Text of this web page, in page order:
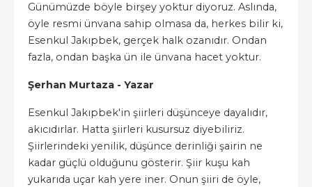
Günümüzde böyle birşey yoktur diyoruz. Aslında,
öyle resmi ünvana sahip olmasa da, herkes bilir ki,
Esenkul Jakıpbek, gerçek halk ozanıdır. Ondan
fazla, ondan başka ün ile ünvana hacet yoktur.
Şerhan Murtaza - Yazar
Esenkul Jakıpbek'in şiirleri düşünceye dayalıdır,
akıcıdırlar. Hatta şiirleri kusursuz diyebiliriz.
Şiirlerindeki yenilik, düşünce derinliği şairin ne
kadar güçlü olduğunu gösterir. Şiir kuşu kah
yukarıda uçar kah yere iner. Onun şiiri de öyle,